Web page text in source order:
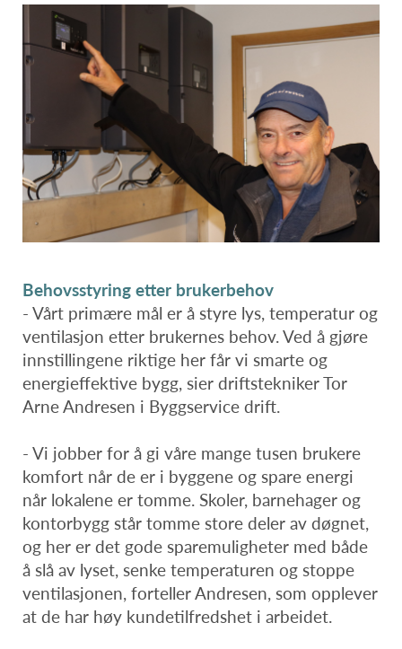
Behovsstyring etter brukerbehov
- Vårt primære mål er å styre lys, temperatur og
ventilasjon etter brukernes behov. Ved å gjøre
innstillingene riktige her får vi smarte og
energieffektive bygg, sier driftstekniker Tor
Arne Andresen i Byggservice drift.
- Vi jobber for å gi våre mange tusen brukere
komfort når de er i byggene og spare energi
når lokalene er tomme. Skoler, barnehager og
kontorbygg står tomme store deler av døgnet,
og her er det gode sparemuligheter med både
å slå av lyset, senke temperaturen og stoppe
ventilasjonen, forteller Andresen, som opplever
at de har høy kundetilfredshet i arbeidet.